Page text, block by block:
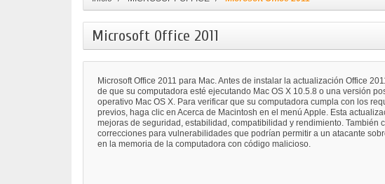
Microsoft Office 2011
Microsoft Office 2011 para Mac. Antes de instalar la actualización Office
de que su computadora esté ejecutando Mac OS X 10.5.8 o una versión
operativo Mac OS X. Para verificar que su computadora cumpla con los
previos, haga clic en Acerca de Macintosh en el menú Apple. Esta
mejoras de seguridad, estabilidad, compatibilidad y rendimiento. También
correcciones para vulnerabilidades que podrían permitir a un atacante
en la memoria de la computadora con código malicioso.